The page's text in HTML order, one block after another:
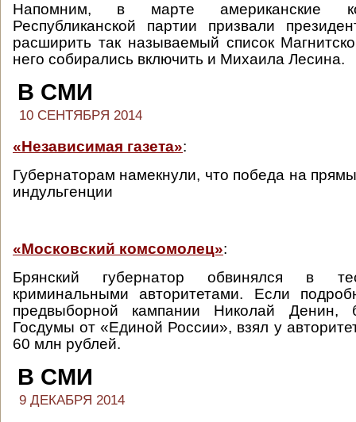
Напомним, в марте американские
Республиканской партии призвали
расширить так называемый список
него собирались включить и Михаила Лесина.
В СМИ
10 СЕНТЯБРЯ 2014
«Независимая газета»:
Губернаторам намекнули, что победа на
индульгенции
«Московский комсомолец»:
Брянский губернатор обвинялся в
криминальными авторитетами. Если
предвыборной кампании Николай Денин,
Госдумы от «Единой России», взял у
60 млн рублей.
В СМИ
9 ДЕКАБРЯ 2014